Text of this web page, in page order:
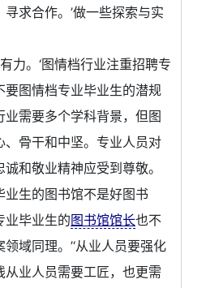
求合作。’做一些探索与实
力。‘图情档行业注重招聘专
要图情档专业毕业生的潜规
业需要多个学科背景，但图
、骨干和中坚。专业人员对
和敬业精神应受到尊敬。
业生的图书馆不是好图书
业毕业生的图书馆馆长也不
域同理。’‘从业人员要强化
业人员需要工匠，也更需